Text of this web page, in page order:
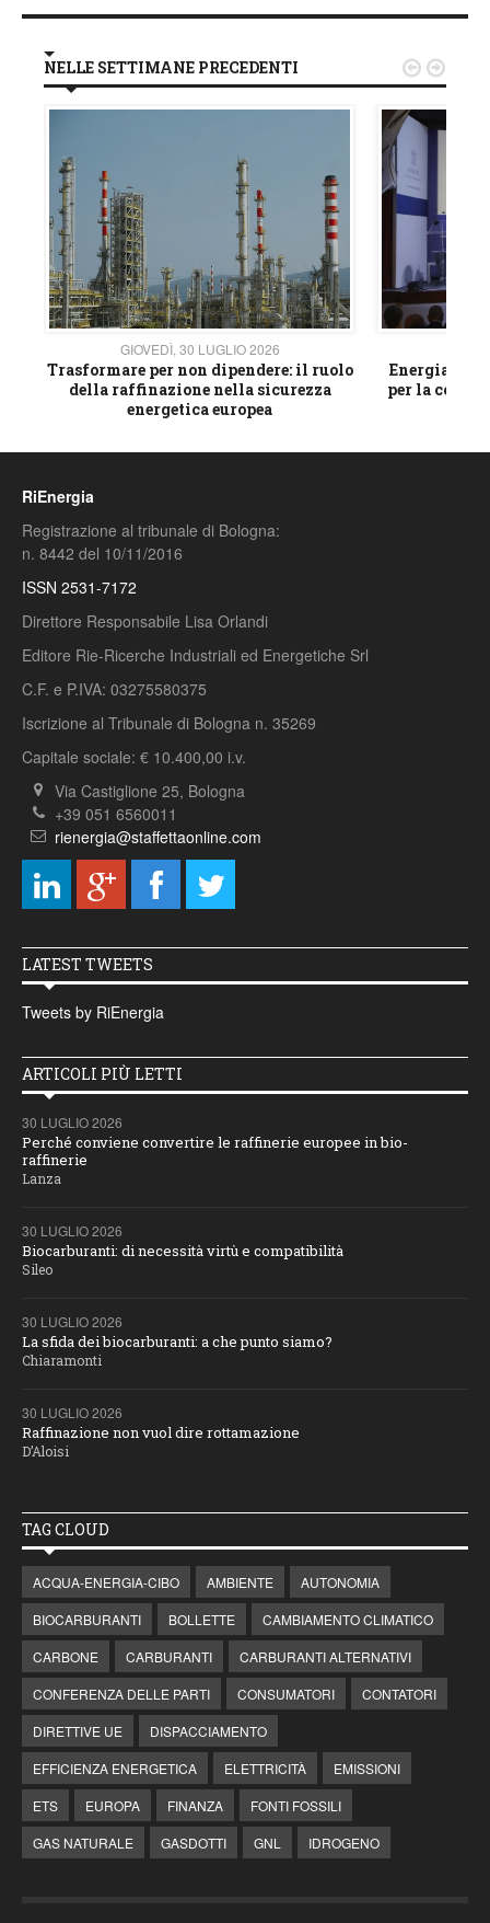
NELLE SETTIMANE PRECEDENTI
GIOVEDÌ, 30 LUGLIO 2026
Trasformare per non dipendere: il ruolo
della raffinazione nella sicurezza
energetica europea
Energia e
per la
 
RiEnergia
Registrazione al tribunale di Bologna:
n. 8442 del 10/11/2016
ISSN 2531-7172
Direttore Responsabile Lisa Orlandi
Editore Rie-Ricerche Industriali ed Energetiche Srl
C.F. e P.IVA: 03275580375
Iscrizione al Tribunale di Bologna n. 35269
Capitale sociale: € 10.400,00 i.v.
Via Castiglione 25, Bologna
+39 051 6560011
rienergia@staffettaonline.com
LATEST TWEETS
Tweets by RiEnergia
ARTICOLI PIÙ LETTI
30 LUGLIO 2026
Perché conviene convertire le raffinerie europee in bio-
raffinerie
Lanza
30 LUGLIO 2026
Biocarburanti: di necessità virtù e compatibilità
Sileo
30 LUGLIO 2026
La sfida dei biocarburanti: a che punto siamo?
Chiaramonti
30 LUGLIO 2026
Raffinazione non vuol dire rottamazione
D’Aloisi
TAG CLOUD
ACQUA-ENERGIA-CIBO AMBIENTE
AUTONOMIA
BIOCARBURANTI
BOLLETTE
CAMBIAMENTO CLIMATICO
CARBONE
CARBURANTI
CARBURANTI ALTERNATIVI
CONFERENZA DELLE PARTI
CONSUMATORI
CONTATORI
DIRETTIVE UE
DISPACCIAMENTO
EFFICIENZA ENERGETICA
ELETTRICITÀ
EMISSIONI
ETS
EUROPA FINANZA
FONTI FOSSILI
GAS NATURALE
GASDOTTI GNL IDROGENO